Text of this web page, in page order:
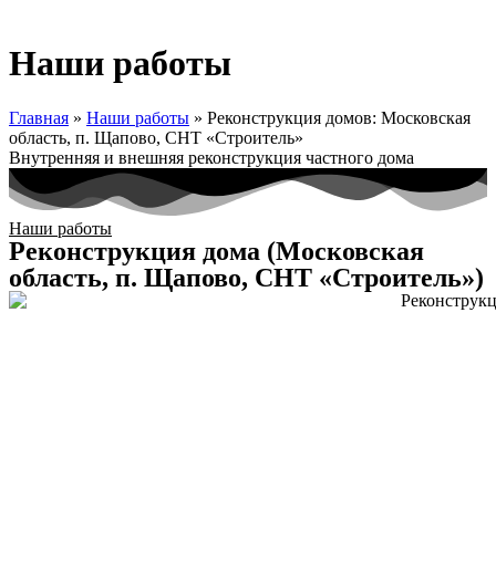
Наши работы
Главная » Наши работы » Реконструкция домов: Московская
область, п. Щапово, СНТ «Строитель»
Внутренняя и внешняя реконструкция частного дома
Наши работы
Реконструкция дома (Московская
область, п. Щапово, СНТ «Строитель»)